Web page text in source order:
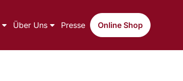
Über Uns Presse Online Shop